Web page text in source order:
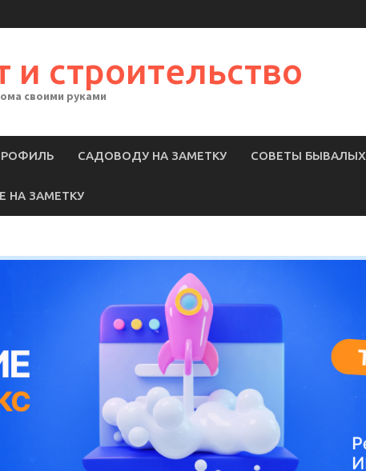
строительство
своими руками
САДОВОДУ НА ЗАМЕТКУ СОВЕТЫ БЫВАЛЫХ
НА ЗАМЕТКУ